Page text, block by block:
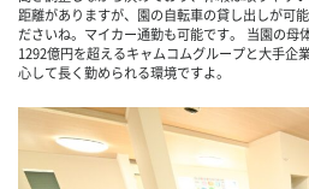
距離がありますが、園の自転車の貸し出しが可
ださいね。マイカー通勤も可能です。 当園の母
1292億円を超えるキャムコムグループと大手企
心して長く勤められる環境ですよ。